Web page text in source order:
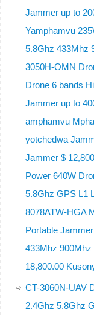
Jammer up to
Yamphamvu
5.8Ghz 433Mhz
3050H-OMN
Drone 6 bands
Jammer up to
amphamvu
yotchedwa
Jammer $
Power 640W
5.8Ghz GPS L1
8078ATW-HGA
Portable
433Mhz 900Mhz
18,800.00
CT-3060N-UAV
2.4Ghz 5.8Ghz